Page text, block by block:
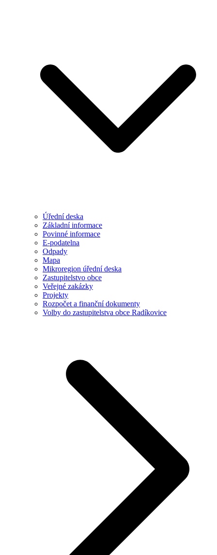
Úřední deska
Základní informace
Povinné informace
E-podatelna
Odpady
Mapa
Mikroregion úřední deska
Zastupitelstvo obce
Veřejné zakázky
Projekty
Rozpočet a finanční dokumenty
Volby do zastupitelstva obce Radíkovice